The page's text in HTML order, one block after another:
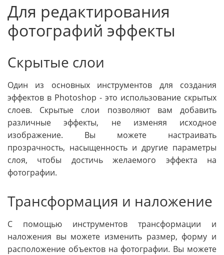
Для редактирования
фотографий эффекты
Скрытые слои
Один из основных инструментов для создания
эффектов в Photoshop - это использование скрытых
слоев. Скрытые слои позволяют вам добавить
различные эффекты, не изменяя исходное
изображение. Вы можете настраивать
прозрачность, насыщенность и другие параметры
слоя, чтобы достичь желаемого эффекта на
фотографии.
Трансформация и наложение
С помощью инструментов трансформации и
наложения вы можете изменить размер, форму и
расположение объектов на фотографии. Вы можете